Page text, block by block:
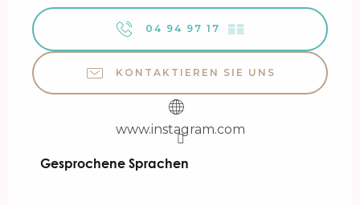
04 94 97 17 ▒▒
KONTAKTIEREN SIE UNS
www.instagram.com
Gesprochene Sprachen
Gesprochene Sprachen